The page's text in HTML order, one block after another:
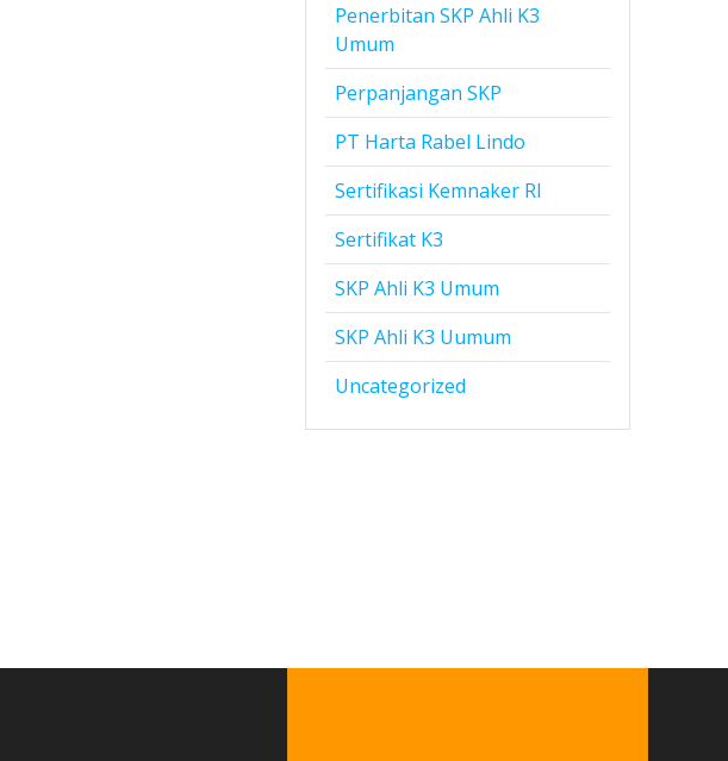
Penerbitan SKP Ahli K3
Umum
Perpanjangan SKP
PT Harta Rabel Lindo
Sertifikasi Kemnaker RI
Sertifikat K3
SKP Ahli K3 Umum
SKP Ahli K3 Uumum
Uncategorized